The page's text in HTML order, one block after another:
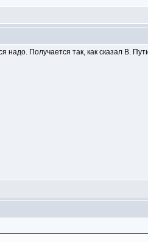
надо. Получается так, как сказал В.